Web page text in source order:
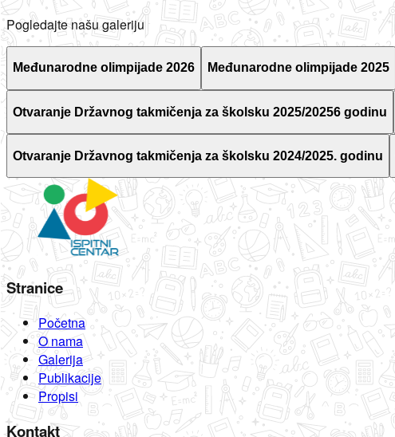
Pogledajte našu galeriju
Međunarodne olimpijade 2026 Međunarodne olimpijade 2025
Otvaranje Državnog takmičenja za školsku 2025/20256 godinu
Otvaranje Državnog takmičenja za školsku 2024/2025. godinu
Stranice
Početna
O nama
Galerija
Publikacije
Propisi
Kontakt